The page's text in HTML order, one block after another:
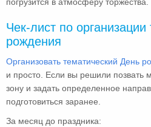
погрузится в атмосферу торжества.
Чек-лист по организации
рождения
Организовать тематический День
и просто. Если вы решили позвать
зону и задать определенное
подготовиться заранее.
За месяц до праздника: